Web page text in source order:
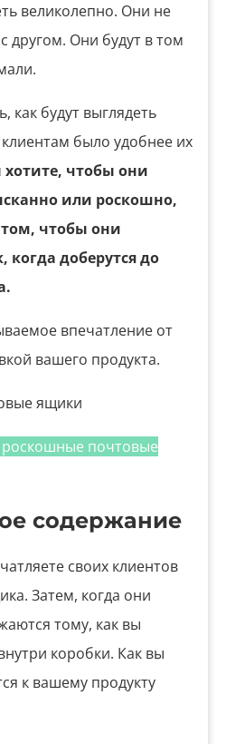
великолепно. Они не
другом. Они будут в том
как будут выглядеть
было удобнее их
хотите, чтобы они
или роскошно,
том, чтобы они
доберутся до
впечатление от
вашего продукта.
почтовые
содержание
своих клиентов
Затем, когда они
тому, как вы
коробки. Как вы
к вашему продукту